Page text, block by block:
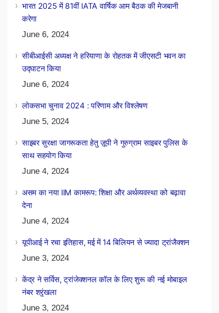
भारत 2025 में 81वीं IATA वार्षिक आम बैठक की मेजबानी
करेगा
June 6, 2024
सीबीआईसी अध्यक्ष ने हरियाणा के रोहतक में जीएसटी भवन का
उद्घाटन किया
June 6, 2024
लोकसभा चुनाव 2024 : परिणाम और विश्लेषण
June 5, 2024
साइबर सुरक्षा जागरूकता हेतु ज़ूपी ने गुरुग्राम साइबर पुलिस के
साथ सहयोग किया
June 4, 2024
असम का नया IIM कामरूप: शिक्षा और अर्थव्यवस्था को बढ़ावा
देना
June 4, 2024
यूपीआई ने रचा इतिहास, मई में 14 बिलियन से ज्यादा ट्रांजैक्शन
June 3, 2024
केंद्र ने सर्विस, ट्रांजेक्शनल कॉल के लिए शुरू की नई मोबाइल
नंबर श्रृंखला
June 3, 2024